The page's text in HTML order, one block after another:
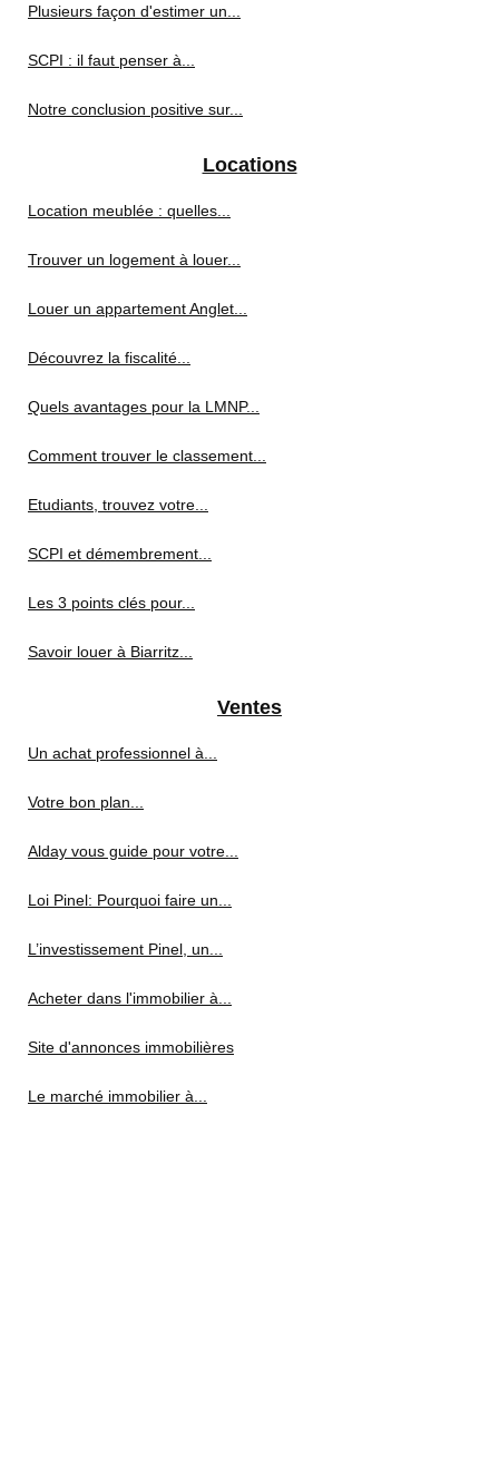
Plusieurs façon d'estimer un...
SCPI : il faut penser à...
Notre conclusion positive sur...
Locations
Location meublée : quelles...
Trouver un logement à louer...
Louer un appartement Anglet...
Découvrez la fiscalité...
Quels avantages pour la LMNP...
Comment trouver le classement...
Etudiants, trouvez votre...
SCPI et démembrement...
Les 3 points clés pour...
Savoir louer à Biarritz...
Ventes
Un achat professionnel à...
Votre bon plan...
Alday vous guide pour votre...
Loi Pinel: Pourquoi faire un...
L’investissement Pinel, un...
Acheter dans l'immobilier à...
Site d'annonces immobilières
Le marché immobilier à...